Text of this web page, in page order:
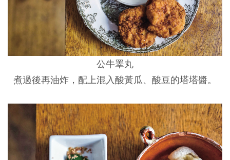
公牛睪丸
煮過後再油炸，配上混入酸黃瓜、酸豆的塔塔醬。